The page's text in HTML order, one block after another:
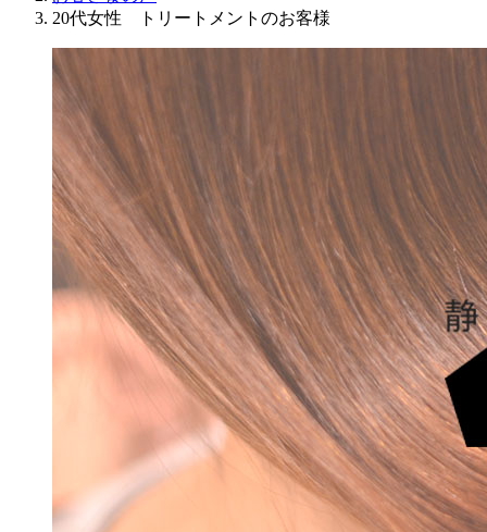
20代女性 トリートメントのお客様